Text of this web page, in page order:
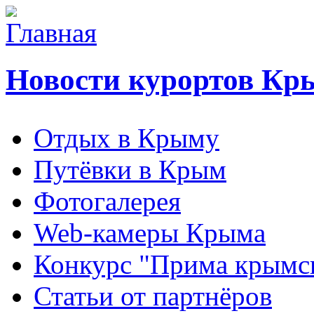
Новости курортов
Отдых в Крыму
Путёвки в Крым
Фотогалерея
Web-камеры Крыма
Конкурс "Прима
Статьи от партнёров